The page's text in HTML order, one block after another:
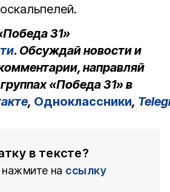
31»
. Обсуждай новости и
направляй
«Победа 31» в
, Одноклассники,
в тексте?
на ссылку